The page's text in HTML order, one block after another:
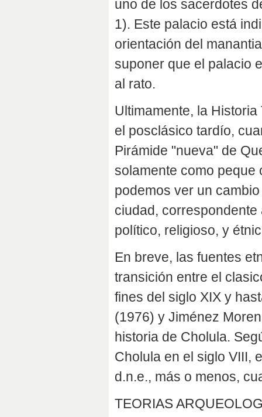
uno de los sacerdotes
1). Este palacio está
orientación del
suponer que el palacio
al rato.
Ultimamente, la
el posclásico tardío,
Pirámide "nueva" de
solamente como peque
podemos ver un
ciudad,
político, religioso, y
En breve, las fuentes
transición entre el
fines del siglo XIX y
(1976) y Jiménez
historia de Cholula.
Cholula en el siglo VIII,
d.n.e., más o menos,
TEORIAS